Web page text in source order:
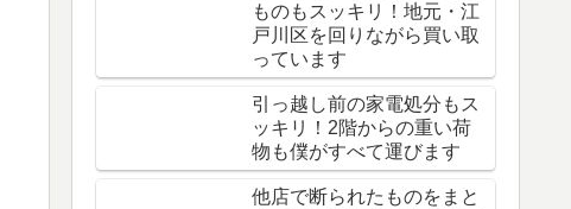
ものもスッキリ！地元・江
戸川区を回りながら買い取
っています
引っ越し前の家電処分もス
ッキリ！2階からの重い荷
物も僕がすべて運びます
他店で断られたものをまと